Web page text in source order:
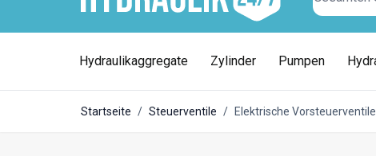
Hydraulikaggregate Zylinder Pumpen
Startseite / Steuerventile / Elektrische Vorsteuerventile